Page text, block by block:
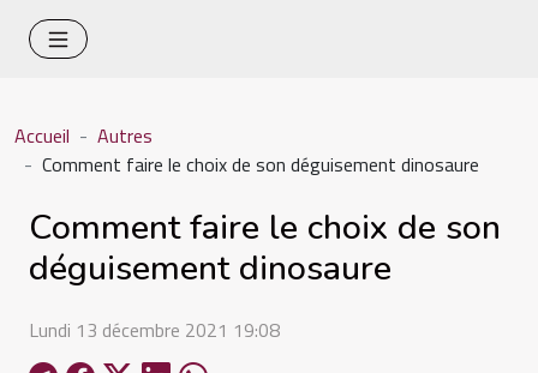
Accueil
Autres
Comment faire le choix de son déguisement dinosaure
Comment faire le choix de son
déguisement dinosaure
Lundi 13 décembre 2021 19:08